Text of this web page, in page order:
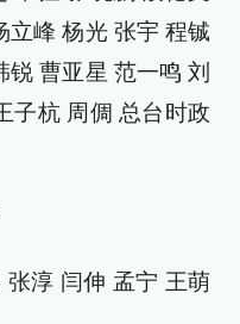
立峰 杨光 张宇 程铖
曹亚星 范一鸣 刘
子杭 周倜 总台时政
淳 闫伸 孟宁 王萌